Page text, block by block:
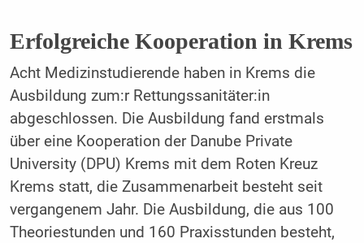
Erfolgreiche Kooperation in Krems
Acht Medizinstudierende haben in Krems die
Ausbildung zum:r Rettungssanitäter:in
abgeschlossen. Die Ausbildung fand erstmals
über eine Kooperation der Danube Private
University (DPU) Krems mit dem Roten Kreuz
Krems statt, die Zusammenarbeit besteht seit
vergangenem Jahr. Die Ausbildung, die aus 100
Theoriestunden und 160 Praxisstunden besteht,